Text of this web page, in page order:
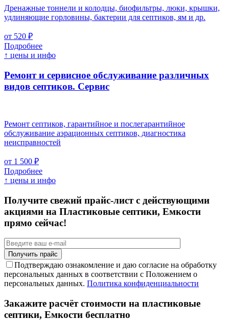
Дренажные тоннели и колодцы, биофильтры, люки, крышки,
удлиняющие горловины, бактерии для септиков, ям и др.
от 520 ₽
Подробнее
↑ цены и инфо
Ремонт и сервисное обслуживание различных
видов септиков. Сервис
Ремонт септиков, гарантийное и послегарантийное
обслуживание аэрационных септиков, диагностика
неисправностей
от 1 500 ₽
Подробнее
↑ цены и инфо
Получите свежий прайс-лист с действующими
акциями на Пластиковые септики, Емкости
прямо сейчас!
Подтверждаю ознакомление и даю согласие на обработку
персональных данных в соответствии с Положением о
персональных данных. Политика конфиденциальности
Закажите расчёт стоимости на пластиковые
септики, Емкости бесплатно